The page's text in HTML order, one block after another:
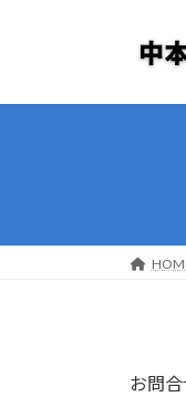
プ
動
お問